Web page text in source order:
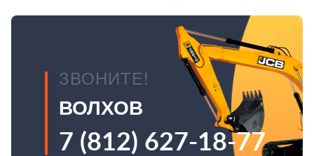
ЗВОНИТЕ!
ВОЛХОВ
7 (812) 627-18-77